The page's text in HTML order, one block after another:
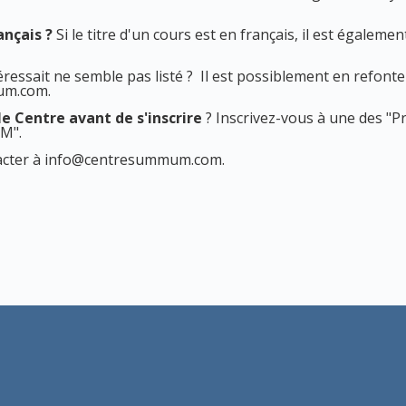
?Si le titre d'un cours est en français, il est
ne semble pas listé ? Il est possiblement en
.
Centre avant de s'inscrire ? Inscrivez-vous à une des
à info@centresummum.com.